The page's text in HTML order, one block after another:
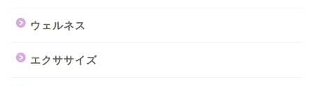
ウェルネス
エクササイズ